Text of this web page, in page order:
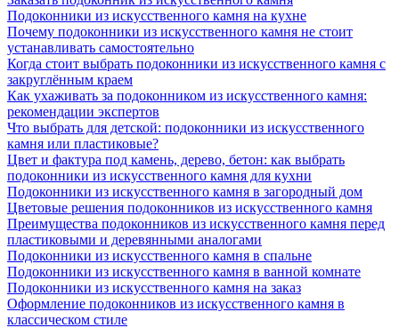
Подоконники из искусственного камня на кухне
Почему подоконники из искусственного камня не стоит
устанавливать самостоятельно
Когда стоит выбрать подоконники из искусственного камня с
закруглённым краем
Как ухаживать за подоконником из искусственного камня:
рекомендации экспертов
Что выбрать для детской: подоконники из искусственного
камня или пластиковые?
Цвет и фактура под камень, дерево, бетон: как выбрать
подоконники из искусственного камня для кухни
Подоконники из искусственного камня в загородный дом
Цветовые решения подоконников из искусственного камня
Преимущества подоконников из искусственного камня перед
пластиковыми и деревянными аналогами
Подоконники из искусственного камня в спальне
Подоконники из искусственного камня в ванной комнате
Подоконники из искусственного камня на заказ
Оформление подоконников из искусственного камня в
классическом стиле